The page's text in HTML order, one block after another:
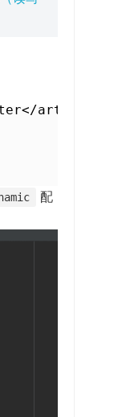
artifactId></
配